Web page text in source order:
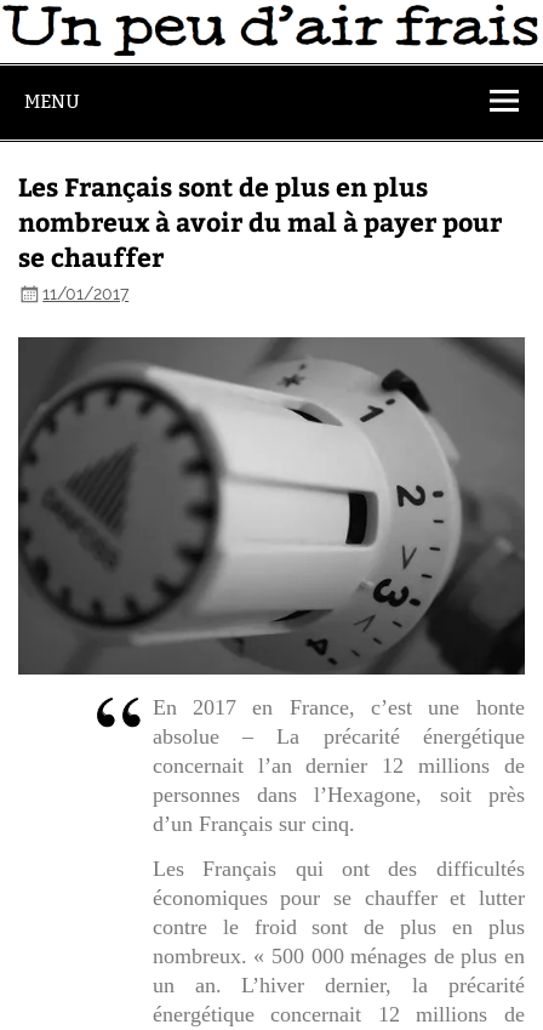
MENU
Les Français sont de plus en plus
nombreux à avoir du mal à payer pour
se chauffer
11/01/2017
En 2017 en France, c’est une honte
absolue – La précarité énergétique
concernait l’an dernier 12 millions de
personnes dans l’Hexagone, soit près
d’un Français sur cinq.
Les Français qui ont des difficultés
économiques pour se chauffer et lutter
contre le froid sont de plus en plus
nombreux. « 500 000 ménages de plus en
un an. L’hiver dernier, la précarité
énergétique concernait 12 millions de